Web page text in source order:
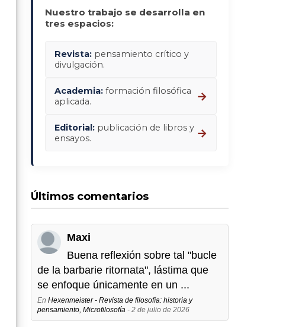
Nuestro trabajo se desarrolla en
tres espacios:
Revista: pensamiento crítico y
divulgación.
Academia: formación filosófica
aplicada.
→
Editorial: publicación de libros y
ensayos.
→
Últimos comentarios
Maxi
Buena reflexión sobre tal "bucle
de la barbarie ritornata", lástima que
se enfoque únicamente en un ...
En Hexenmeister - Revista de filosofía: historia y
pensamiento, Microfilosofía - 2 de julio de 2026